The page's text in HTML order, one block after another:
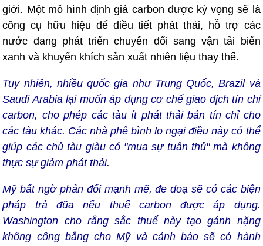
giới. Một mô hình định giá carbon được kỳ vọng sẽ là
công cụ hữu hiệu để điều tiết phát thải, hỗ trợ các
nước đang phát triển chuyển đổi sang vận tải biển
xanh và khuyến khích sản xuất nhiên liệu thay thế.
Tuy nhiên, nhiều quốc gia như Trung Quốc, Brazil và
Saudi Arabia lại muốn áp dụng cơ chế giao dịch tín chỉ
carbon, cho phép các tàu ít phát thải bán tín chỉ cho
các tàu khác. Các nhà phê bình lo ngại điều này có thể
giúp các chủ tàu giàu có "mua sự tuân thủ" mà không
thực sự giảm phát thải.
Mỹ bất ngờ phản đối mạnh mẽ, đe doạ sẽ có các biện
pháp trả đũa nếu thuế carbon được áp dụng.
Washington cho rằng sắc thuế này tạo gánh nặng
không công bằng cho Mỹ và cảnh báo sẽ có hành